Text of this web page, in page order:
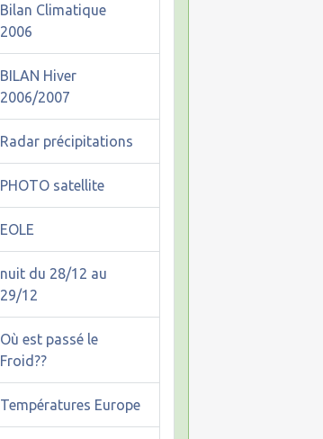
Bilan Climatique
2006
BILAN Hiver
2006/2007
Radar précipitations
PHOTO satellite
EOLE
nuit du 28/12 au
29/12
Où est passé le
Froid??
Températures Europe